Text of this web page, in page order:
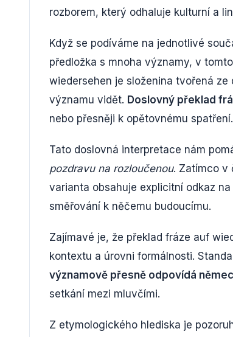
rozborem, který odhaluje kulturní a
Když se podíváme na jednotlivé
předložka s mnoha významy, v
wiedersehen je složenina tvořená
významu vidět. Doslovný překlad
nebo přesněji k opětovnému spatření.
Tato doslovná interpretace nám
pozdravu na rozloučenou. Zatímco v
varianta obsahuje explicitní odkaz
směřování k něčemu budoucímu.
Zajímavé je, že překlad fráze auf
kontextu a úrovni formálnosti.
významově přesně odpovídá
setkání mezi mluvčími.
Z etymologického hlediska je